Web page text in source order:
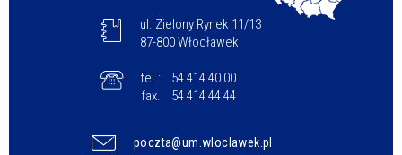
ul. Zielony Rynek 11/13
87-800 Włocławek
tel.:
54 414 40 00
fax.:
54 414 44 44
poczta@um.wloclawek.pl